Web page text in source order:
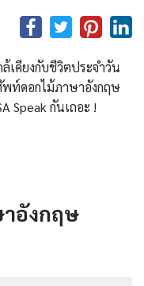
เคียงกับชีวิตประจำวัน
ท์ดอกไม้ภาษาอังกฤษ
Speak กันเถอะ !
อังกฤษ